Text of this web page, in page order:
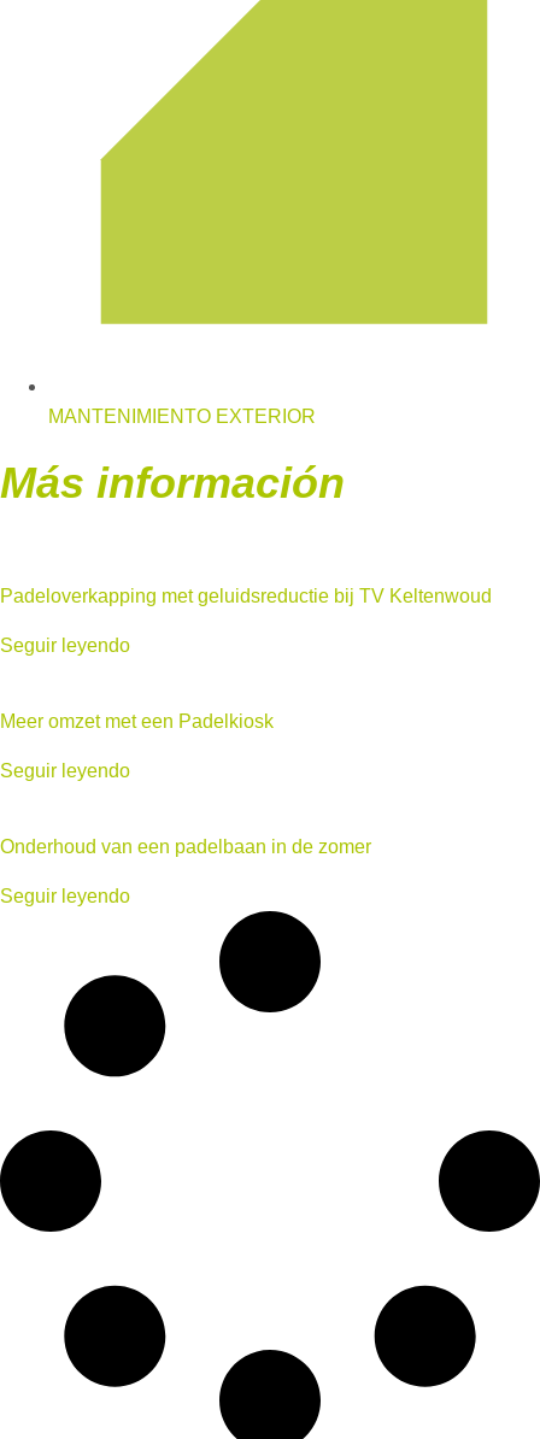
MANTENIMIENTO EXTERIOR
Más información
Padeloverkapping met geluidsreductie bij TV Keltenwoud
Seguir leyendo
Meer omzet met een Padelkiosk
Seguir leyendo
Onderhoud van een padelbaan in de zomer
Seguir leyendo